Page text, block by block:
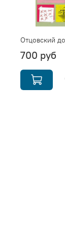
Отцовский
700 руб